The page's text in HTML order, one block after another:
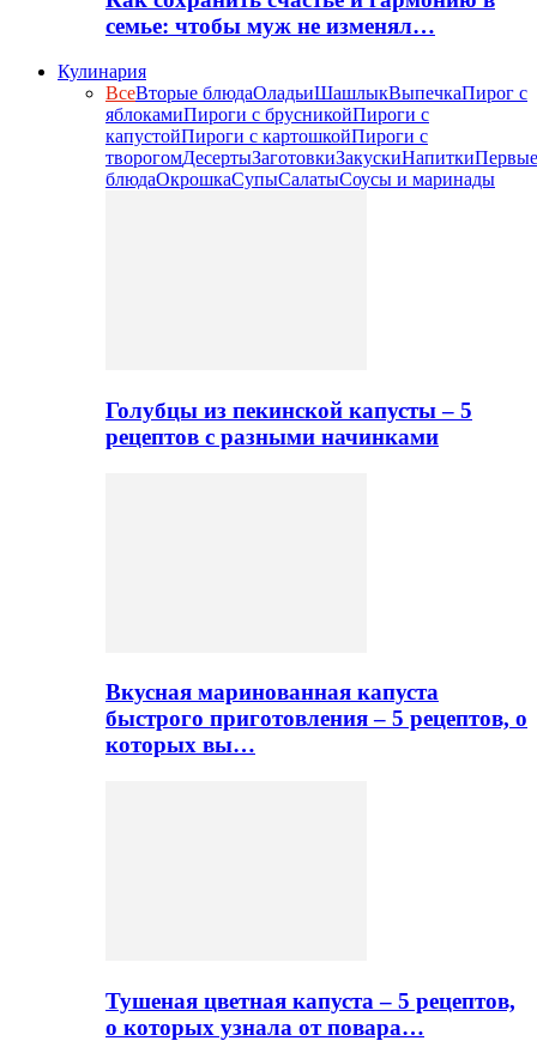
семье: чтобы муж не изменял…
Кулинария
ВсеВторые блюдаОладьиШашлыкВыпечкаПирог с
яблокамиПироги с брусникойПироги с
капустойПироги с картошкойПироги с
творогомДесертыЗаготовкиЗакускиНапиткиПервые
блюдаОкрошкаСупыСалатыСоусы и маринады
Голубцы из пекинской капусты – 5
рецептов с разными начинками
Вкусная маринованная капуста
быстрого приготовления – 5 рецептов, о
которых вы…
Тушеная цветная капуста – 5 рецептов,
о которых узнала от повара…